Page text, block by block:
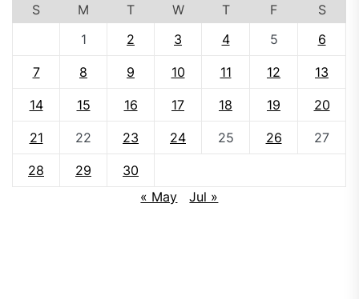
S M T W T F
S
1
2 3 4 5 6
7 8 9 10 11 12 13
14 15 16 17 18 19 20
21 22 23 24 25 26 27
28 29
30
« May
Jul »